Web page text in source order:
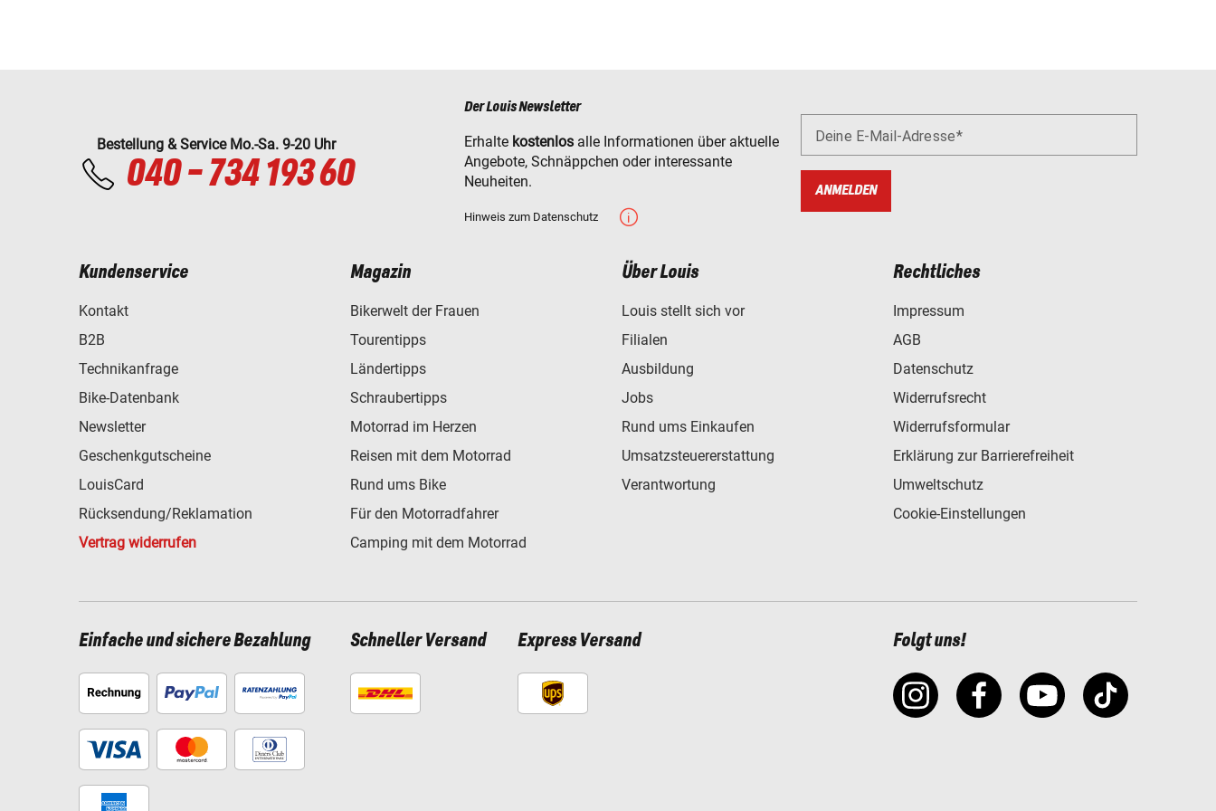
Bestellung & Service Mo.-Sa. 9-20 Uhr
040 - 734 193 60
Der Louis Newsletter
Erhalte kostenlos alle Informationen über aktuelle
Angebote, Schnäppchen oder interessante
Neuheiten.
Hinweis zum Datenschutz
Deine E-Mail-Adresse
ANMELDEN
Kundenservice
Kontakt
B2B
Technikanfrage
Bike-Datenbank
Newsletter
Geschenkgutscheine
LouisCard
Rücksendung/Reklamation
Vertrag widerrufen
Magazin
Bikerwelt der Frauen
Tourentipps
Ländertipps
Schraubertipps
Motorrad im Herzen
Reisen mit dem Motorrad
Rund ums Bike
Für den Motorradfahrer
Camping mit dem Motorrad
Über Louis
Louis stellt sich vor
Filialen
Ausbildung
Jobs
Rund ums Einkaufen
Umsatzsteuererstattung
Verantwortung
Rechtliches
Impressum
AGB
Datenschutz
Widerrufsrecht
Widerrufsformular
Erklärung zur Barrierefreiheit
Umweltschutz
Cookie-Einstellungen
Einfache und sichere Bezahlung Schneller Versand Express Versand Folgt uns!